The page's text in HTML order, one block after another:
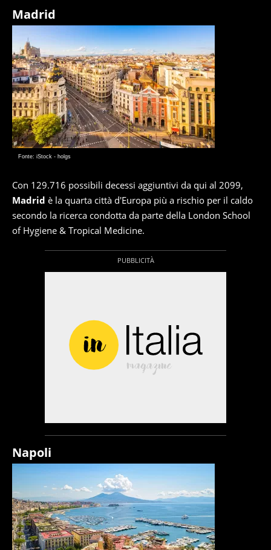
Madrid
Fonte: iStock - holgs
Con 129.716 possibili decessi aggiuntivi da qui al 2099,
Madrid è la quarta città d'Europa più a rischio per il caldo
secondo la ricerca condotta da parte della London School
of Hygiene & Tropical Medicine.
Napoli